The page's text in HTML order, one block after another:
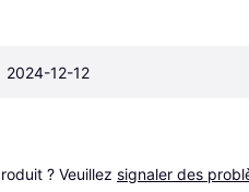
2024-12-12
? Veuillez signaler des